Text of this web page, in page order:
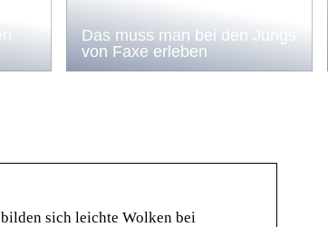
Das muss man bei den Jungs
von Faxe erleben
sich leichte Wolken bei